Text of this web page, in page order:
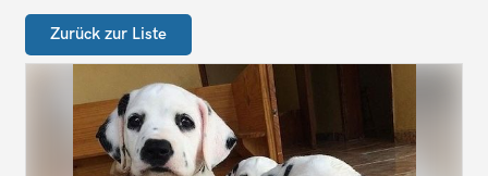
Zurück zur Liste